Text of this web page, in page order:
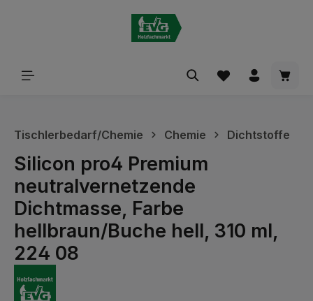
Tischlerbedarf/Chemie Chemie Dichtstoffe
Silicon pro4 Premium
neutralvernetzende
Dichtmasse, Farbe
hellbraun/Buche hell, 310 ml,
224 08